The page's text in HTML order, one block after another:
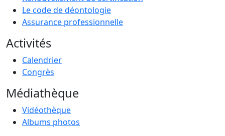
Le code de déontologie
Assurance professionnelle
Activités
Calendrier
Congrès
Médiathèque
Vidéothèque
Albums photos